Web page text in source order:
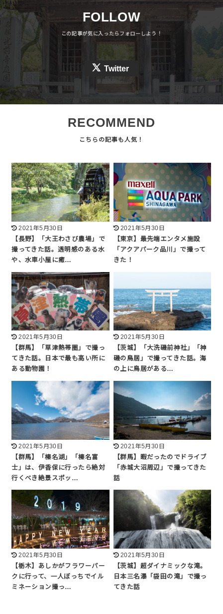
FOLLOW
Twitter
RECOMMEND
2021年5月30日
【長野】「大王わさび農場」で
撮ってきた話。透明感のある水
や、水車小屋に癒…
2021年5月30日
【東京】最先端エンタメ施設
「アクアパーク品川」で撮って
きた！
2021年5月30日
【群馬】「草津熱帯圏」で撮っ
てきた話。日本で最も高い所に
ある動物園！
2021年5月30日
【茨城】「大洗磯前神社」「神
磯の鳥居」で撮ってきた話。海
の上に鳥居がある…
2021年5月30日
【群馬】「榛名湖」「榛名富
士」は、伊香保に行ったら絶対
行くべき絶景スポッ…
2021年5月30日
【群馬】暇だったのでドライブ
「赤城大沼周辺」で撮ってきた
話
2021年5月30日
【栃木】あしかがフラワーパー
クに行って、一人ぼっちでイル
ミネーション撮っ…
2021年5月30日
【茨城】超ダイナミックな滝。
日本三名瀑「袋田の滝」で撮っ
てきた話